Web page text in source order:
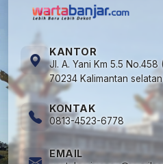
KANTOR
Jl. A. Yani Km 5.5 No.458
70234 Kalimantan selatan
KONTAK
0813-4523-6778
EMAIL